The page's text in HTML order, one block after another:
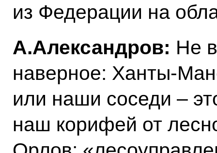
из Федерации на
А.Александров: Не
наверное: Ханты-
или наши соседи –
наш корифей от